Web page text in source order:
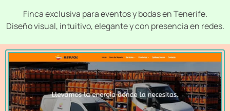
Finca exclusiva para eventos y bodas en Tenerife.
Diseño visual, intuitivo, elegante y con presencia en redes.